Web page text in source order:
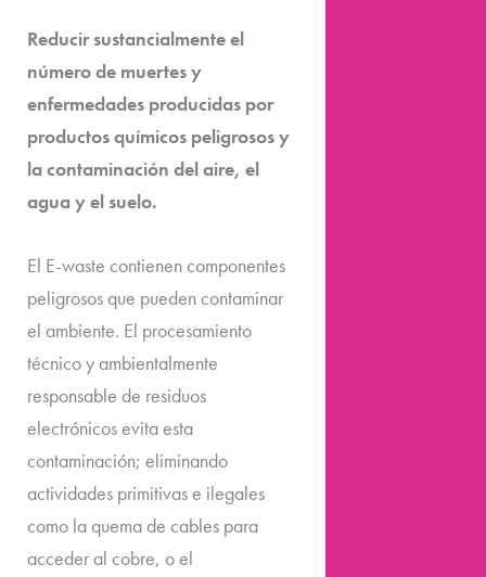
Reducir sustancialmente el
número de muertes y
enfermedades producidas por
productos químicos peligrosos y
la contaminación del aire, el
agua y el suelo.
El E-waste contienen componentes
peligrosos que pueden contaminar
el ambiente. El procesamiento
técnico y ambientalmente
responsable de residuos
electrónicos evita esta
contaminación; eliminando
actividades primitivas e ilegales
como la quema de cables para
acceder al cobre, o el